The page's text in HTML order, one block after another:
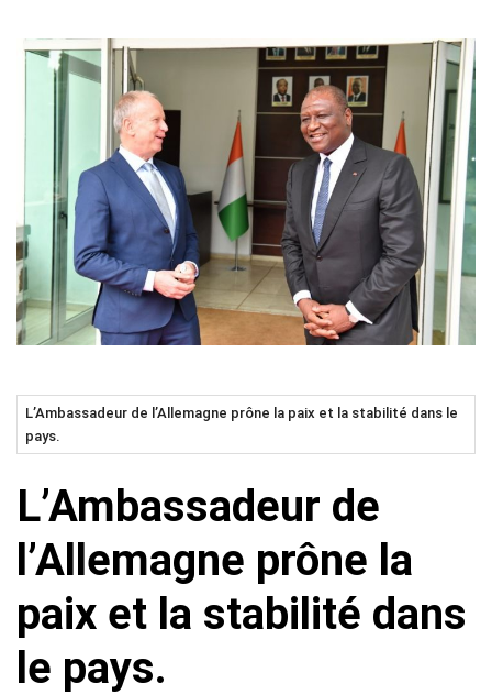
L’Ambassadeur de l’Allemagne prône la paix et la stabilité dans le
pays.
L’Ambassadeur de
l’Allemagne prône la
paix et la stabilité dans
le pays.